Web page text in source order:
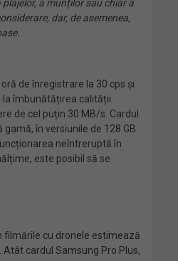
a munților sau chiar a
dar, de asemenea,
de înregistrare la 30 cps și
îmbunătățirea calității.
de cel puțin 30 MB/s. Cardul
în versiunile de 128 GB
neîntreruptă în
este posibil să se
filmările cu dronele estimează
cardul Samsung Pro Plus,